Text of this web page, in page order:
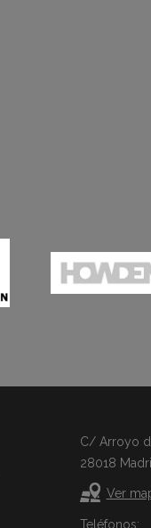
C/ Arroyo
28018
Ver
Teléfonos: